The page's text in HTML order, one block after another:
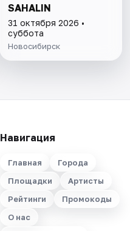
SAHALIN
31 октября 2026 •
суббота
Новосибирск
Навигация
Главная
Города
Площадки
Артисты
Рейтинги
Промокоды
О нас